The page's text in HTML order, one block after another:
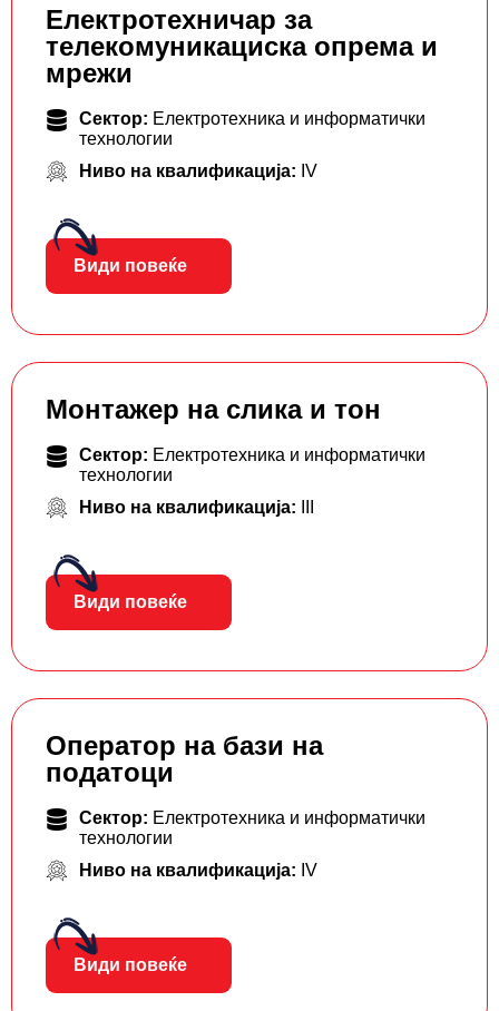
Електротехничар за
телекомуникациска опрема и
мрежи
Сектор: Електротехника и информатички
технологии
Ниво на квалификација: IV
Види повеќе
Монтажер на слика и тон
Сектор: Електротехника и информатички
технологии
Ниво на квалификација:
Види повеќе
Оператор на бази на
податоци
Сектор: Електротехника и информатички
технологии
Ниво на квалификација: IV
Види повеќе